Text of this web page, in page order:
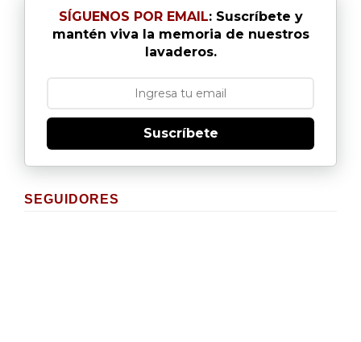
SÍGUENOS POR EMAIL: Suscríbete y
mantén viva la memoria de nuestros
lavaderos.
Suscríbete
SEGUIDORES